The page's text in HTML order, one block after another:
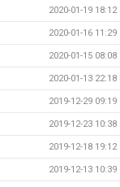
2020-01-19 18:12
2020-01-16 11:29
2020-01-15 08:08
2020-01-13 22:18
2019-12-29 09:19
2019-12-23 10:38
2019-12-18 19:12
2019-12-13 10:39